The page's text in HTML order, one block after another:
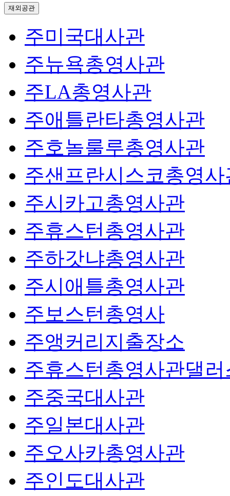
재외공관
주미국대사관
주뉴욕총영사관
주LA총영사관
주애틀란타총영사관
주호놀룰루총영사관
주샌프란시스코총영사
주시카고총영사관
주휴스턴총영사관
주하갓냐총영사관
주시애틀총영사관
주보스턴총영사
주앵커리지출장소
주휴스턴총영사관댈
주중국대사관
주일본대사관
주오사카총영사관
주인도대사관